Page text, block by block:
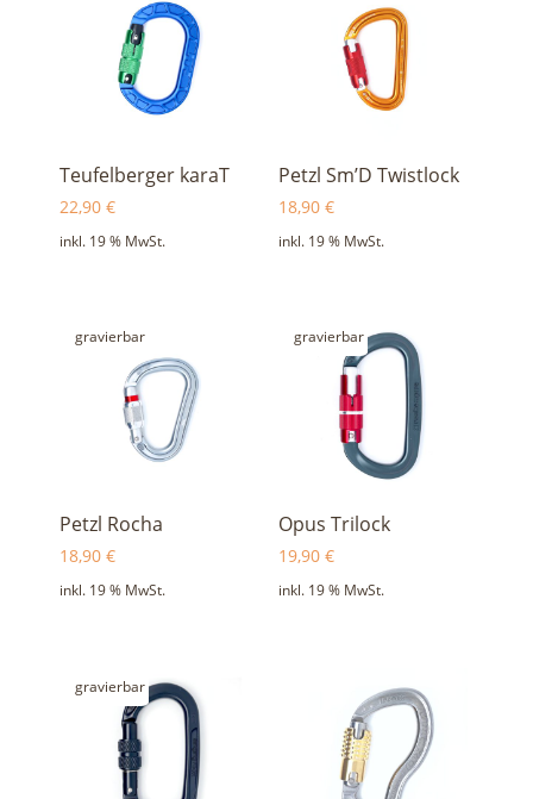
Teufelberger karaT
22,90 €
inkl. 19 % MwSt.
Petzl Sm’D Twistlock
18,90 €
inkl. 19 % MwSt.
gravierbar
Petzl Rocha
18,90 €
inkl. 19 % MwSt.
gravierbar
Opus Trilock
19,90 €
inkl. 19 % MwSt.
gravierbar